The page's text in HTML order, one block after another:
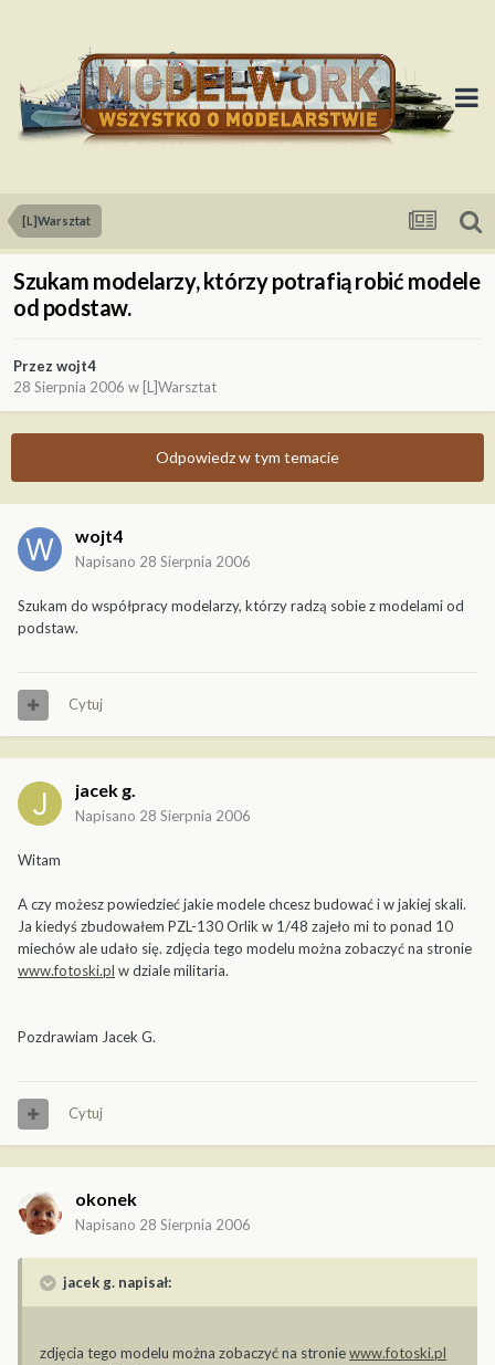
[L]Warsztat
Szukam modelarzy, którzy potrafią robić modele
od podstaw.
Przez wojt4
28 Sierpnia 2006 w [L]Warsztat
Odpowiedz w tym temacie
wojt4
Napisano 28 Sierpnia 2006
Szukam do współpracy modelarzy, którzy radzą sobie z modelami od
podstaw.
Cytuj
jacek g.
Napisano 28 Sierpnia 2006
Witam
A czy możesz powiedzieć jakie modele chcesz budować i w jakiej skali.
Ja kiedyś zbudowałem PZL-130 Orlik w 1/48 zajeło mi to ponad 10
miechów ale udało się. zdjęcia tego modelu można zobaczyć na stronie
www.fotoski.pl w dziale militaria.
Pozdrawiam Jacek G.
Cytuj
okonek
Napisano 28 Sierpnia 2006
jacek g. napisał:
zdjęcia tego modelu można zobaczyć na stroniewww.fotoski.pl